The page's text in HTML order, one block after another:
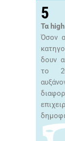
5
Τα
Όσον
δουν
το